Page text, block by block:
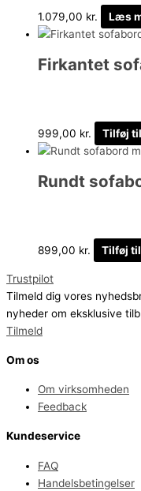
1.079,00 kr. Læs
Firkantet
999,00 kr. Tilføj
Rundt
899,00 kr. Tilføj
Trustpilot
Tilmeld dig vores
nyheder om eksklusive
Tilmeld
Om os
Om virksomheden
Feedback
Kundeservice
FAQ
Handelsbetingelser